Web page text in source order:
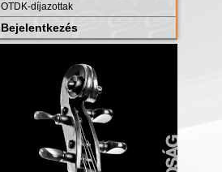
OTDK-díjazottak
Bejelentkezés